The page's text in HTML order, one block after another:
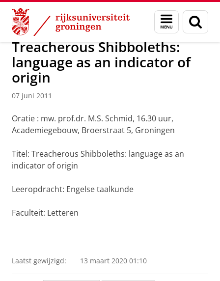
Skip
Content
Skip
Navigation
Menu
en
zoeken
Over ons Actueel Nieuws Nieuwsberichten
Treacherous Shibboleths:
language as an indicator of
origin
07 juni 2011
Oratie : mw. prof.dr. M.S. Schmid, 16.30 uur,
Academiegebouw, Broerstraat 5, Groningen
Titel: Treacherous Shibboleths: language as an
indicator of origin
Leeropdracht: Engelse taalkunde
Faculteit: Letteren
Laatst gewijzigd: 13 maart 2020 01:10